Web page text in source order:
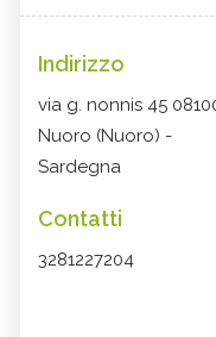
Indirizzo
via g. nonnis 45
Nuoro (Nuoro) -
Sardegna
Contatti
3281227204